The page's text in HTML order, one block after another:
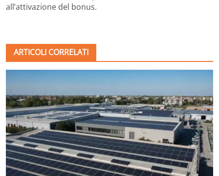
all’attivazione del bonus.
ARTICOLI CORRELATI